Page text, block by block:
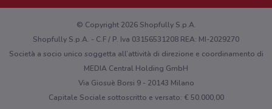
Hai un malfunzionamento sul web o sull'app?
© Copyright 2026 Shopfully S.p.A.
Shopfully S.p.A. - C.F / P. Iva 03156531208 REA: MI-2029270
Società a socio unico soggetta all’attività di direzione e coordinamento di
MEDIA Central Holding GmbH
Via Giosuè Borsi 9 - 20143 Milano
Capitale Sociale sottoscritto e versato: € 50.000,00